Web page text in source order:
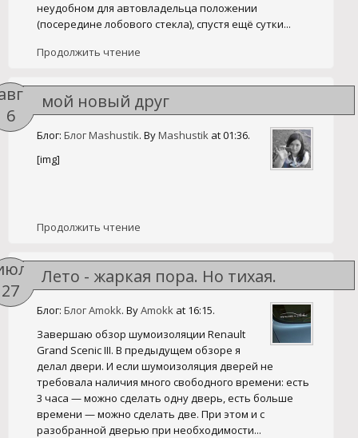
Продолжить чтение
неудобном для автовладельца положении
(посередине лобового стекла), спустя ещё сутки...
6
мой новый друг
Блог: Блог Mashustik. ByMashustik at 01:36.
Продолжить чтение
[img]
27
Лето - жаркая пора. Но тихая.
Блог: Блог Amokk. ByAmokk at 16:15.
Завершаю обзор шумоизоляции Renault
Grand Scenic III. В предыдущем обзоре я
делал двери. И если шумоизоляция дверей не
требовала наличия много свободного времени: есть
3 часа — можно сделать одну дверь, есть больше
времени — можно сделать две. При этом и с
разобранной дверью при необходимости...